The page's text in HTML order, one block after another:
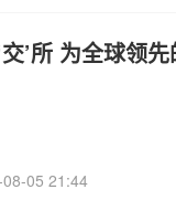
’所 为全球领
05 21:44